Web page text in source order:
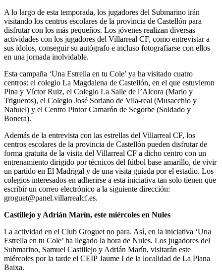
A lo largo de esta temporada, los jugadores del Submarino irán
visitando los centros escolares de la provincia de Castellón para
disfrutar con los más pequeños. Los jóvenes realizan diversas
actividades con los jugadores del Villarreal CF, como entrevistar a
sus ídolos, conseguir su autógrafo e incluso fotografiarse con ellos
en una jornada inolvidable.
Esta campaña ‘Una Estrella en tu Cole’ ya ha visitado cuatro
centros: el colegio La Magdalena de Castellón, en el que estuvieron
Pina y Víctor Ruiz, el Colegio La Salle de l’Alcora (Mario y
Trigueros), el Colegio José Soriano de Vila-real (Musacchio y
Nahuel) y el Centro Pintor Camarón de Segorbe (Soldado y
Bonera).
Además de la entrevista con las estrellas del Villarreal CF, los
centros escolares de la provincia de Castellón pueden disfrutar de
forma gratuita de la visita del Villarreal CF a dicho centro con un
entrenamiento dirigido por técnicos del fútbol base amarillo, de vivir
un partido en El Madrigal y de una visita guiada por el estadio. Los
colegios interesados en adherirse a esta iniciativa tan solo tienen que
escribir un correo electrónico a la siguiente dirección:
groguet@panel.villarrealcf.es.
Castillejo y Adrián Marín, este miércoles en Nules
La actividad en el Club Groguet no para. Así, en la iniciativa ‘Una
Estrella en tu Cole’ ha llegado la hora de Nules. Los jugadores del
Submarino, Samuel Castillejo y Adrián Marín, visitarán este
miércoles por la tarde el CEIP Jaume I de la localidad de La Plana
Baixa.